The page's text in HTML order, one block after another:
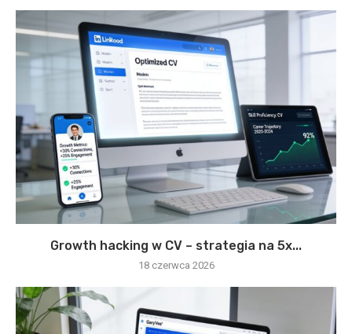
Growth hacking w CV – strategia na 5x...
18 czerwca 2026